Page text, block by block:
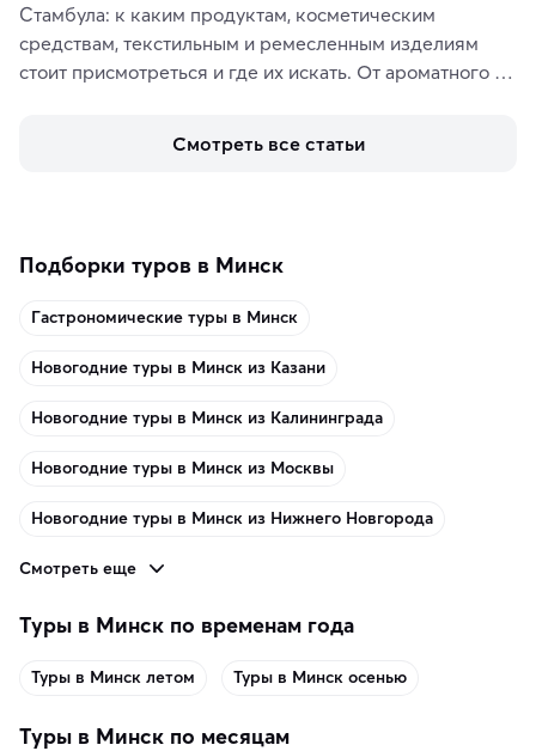
Стамбула: к каким продуктам, косметическим
средствам, текстильным и ремесленным изделиям
стоит присмотреться и где их искать. От ароматного
аутентичных лавках — в подарок близким или себе на
Смотреть все статьи
Подборки туров в Минск
Гастрономические туры в Минск
Новогодние туры в Минск из Казани
Новогодние туры в Минск из Калининграда
Новогодние туры в Минск из Москвы
Новогодние туры в Минск из Нижнего Новгорода
Смотреть еще
Туры в Минск по временам года
Туры в Минск летом Туры в Минск осенью
Туры в Минск по месяцам